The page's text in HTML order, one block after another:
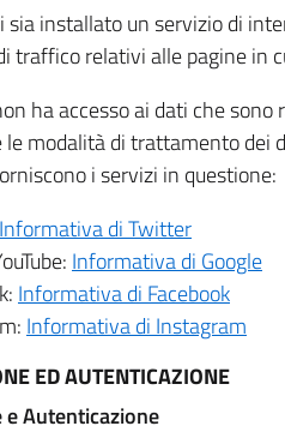
sia installato un servizio di
traffico relativi alle pagine in
ha accesso ai dati che
le modalità di trattamento
i servizi in questione:
Informativa di Twitter
Informativa di Google
Informativa di Facebook
Informativa di Instagram
ED AUTENTICAZIONE
e Autenticazione